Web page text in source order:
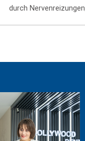
durch Nervenreizungen,